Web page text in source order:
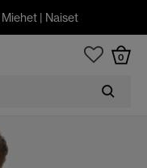
Miehet | Naiset
0